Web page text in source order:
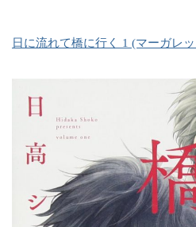
日に流れて橋に行く 1 (マーガレ